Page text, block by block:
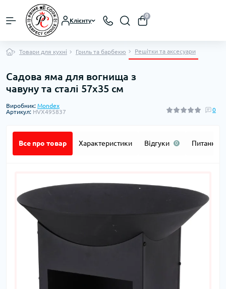
Клієнту
0
Товари для кухні Гриль та барбекю Решітки та аксесуари
Садова яма для вогнища з
чавуну та сталі 57x35 см
Виробник: Mondex
Артикул: HVX495837 0
Все про товар Характеристики Відгуки 0 Питання